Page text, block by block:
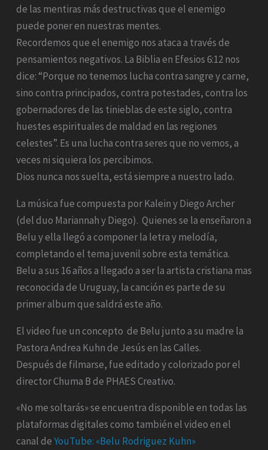
de las mentiras más destructivas que el enemigo
puede poner en nuestras mentes.
Recordemos que el enemigo nos ataca a través de
pensamientos negativos. La Biblia en Efesios 6:12 nos
dice: “Porque no tenemos lucha contra sangre y carne,
sino contra principados, contra potestades, contra los
gobernadores de las tinieblas de este siglo, contra
huestes espirituales de maldad en las regiones
celestes”. Es una lucha contra seres que no vemos, a
veces ni siquiera los percibimos.
Dios nunca nos suelta, está siempre a nuestro lado.
La música fue compuesta por Kalein y Diego Archer
(del duo Mariannah y Diego). Quienes se la enseñaron a
Belu y ella llegó a componer la letra y melodía,
completando el tema juvenil sobre esta temática.
Belu a sus 16 años a llegado a ser la artista cristiana mas
reconocida de Uruguay, la canción es parte de su
primer album que saldrá este año.
El video fue un concepto de Belu junto a su madre la
Pastora Andrea Kuhn de Jesús en las Calles.
Después de filmarse, fue editado y colorizado por el
director Chuma B de PHAES Creativo.
«No me soltarás» se encuentra disponible en todas las
plataformas digitales como también el video en el
canal deYouTube: «Belu Rodriguez Kuhn»